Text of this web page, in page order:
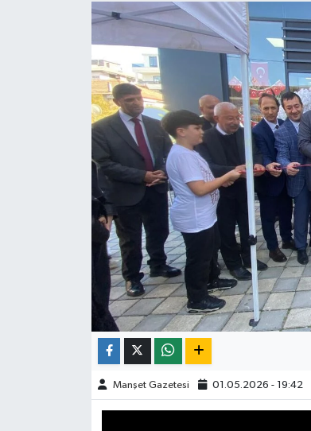
Manşet Gazetesi 01.05.2026 - 19:42